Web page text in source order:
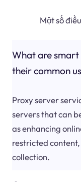
Một số
What are smart
their common
Proxy server
servers that can
as enhancing
restricted
collection.